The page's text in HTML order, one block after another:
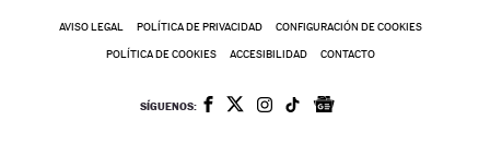
AVISO LEGAL POLÍTICA DE PRIVACIDAD CONFIGURACIÓN DE COOKIES
POLÍTICA DE COOKIES ACCESIBILIDAD CONTACTO
SÍGUENOS: